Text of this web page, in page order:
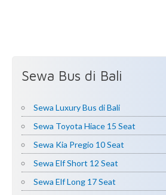
Sewa Bus di Bali
Sewa Luxury Bus di Bali
Sewa Toyota Hiace 15 Seat
Sewa Kia Pregio 10 Seat
Sewa Elf Short 12 Seat
Sewa Elf Long 17 Seat